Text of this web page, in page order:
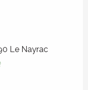
Le Nayrac